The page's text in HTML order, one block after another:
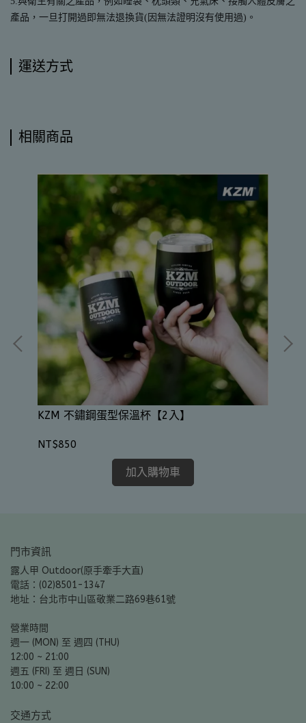
產品，一旦打開過即無法退換貨(因無法證明沒有使用過)。
運送方式
相關商品
KZM 不鏽鋼蛋型保溫杯【2入】
NT$850
加入購物車
門市資訊
露人甲 Outdoor(原手牽手大直)
電話：(02)8501-1347
地址：台北市中山區敬業二路69巷61號
營業時間
週一 (MON) 至 週四 (THU)
12:00 ~ 21:00
週五 (FRI) 至 週日 (SUN)
10:00 ~ 22:00
交通方式